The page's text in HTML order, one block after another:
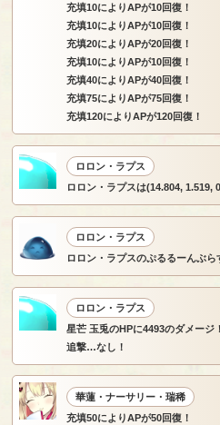
充填10によりAPが10回復！
充填10によりAPが10回復！
充填20によりAPが20回復！
充填10によりAPが10回復！
充填40によりAPが40回復！
充填75によりAPが75回復！
充填120によりAPが120回復！
ロロン・ラプス
ロロン・ラプスは(14.804, 1.519,
ロロン・ラプス
ロロン・ラプスのぷるるーんぶら
ロロン・ラプス
星芒 玉兎のHPに4493のダメージ！
追撃…なし！
華蓮・ナーサリー・瑞稀
充填50によりAPが50回復！